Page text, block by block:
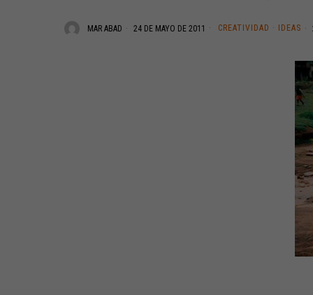
MAR ABAD 24 DE MAYO DE 2011 CREATIVIDAD · IDEAS